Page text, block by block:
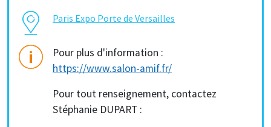
Paris Expo Porte de Versailles
Pour plus d'information :
https://www.salon-amif.fr/
Pour tout renseignement, contactez
Stéphanie DUPART :